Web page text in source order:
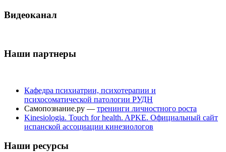
Видеоканал
Наши партнеры
Кафедра психиатрии, психотерапии и
психосоматической патологии РУДН
Самопознание.ру — тренинги личностного роста
Kinesiologia. Touch for health. APKE. Официальный сайт
испанской ассоциации кинезиологов
Наши ресурсы